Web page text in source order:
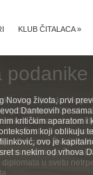
KLUB ČITALACA»
Novog života, prvi
Danteovih
kritičkim aparatom i
koji oblikuju
ovo je
s nekim od vrhova